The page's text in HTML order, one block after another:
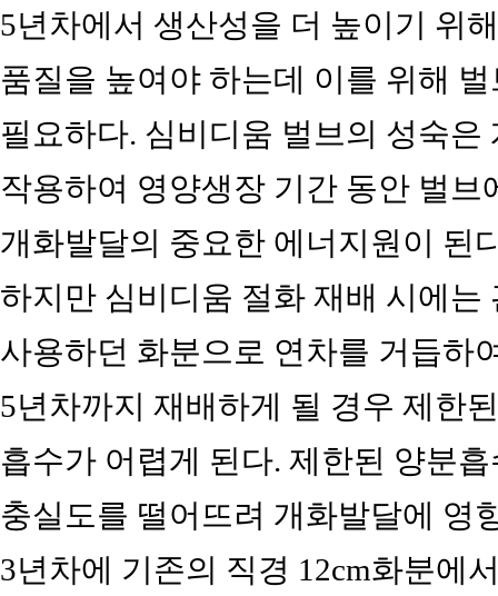
5년차에서 생산성을 더 높이기 위
품질을 높여야 하는데 이를 위해
필요하다. 심비디움 벌브의 성숙은
작용하여 영양생장 기간 동안 벌
개화발달의 중요한 에너지원이 된
하지만 심비디움 절화 재배 시에는
사용하던 화분으로 연차를 거듭하
5년차까지 재배하게 될 경우 제한
흡수가 어렵게 된다. 제한된 양분
충실도를 떨어뜨려 개화발달에 영
3년차에 기존의 직경 12cm화분에